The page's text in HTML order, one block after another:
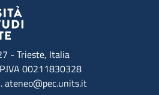
- Trieste, Italia
00211830328
ateneo@pec.units.it